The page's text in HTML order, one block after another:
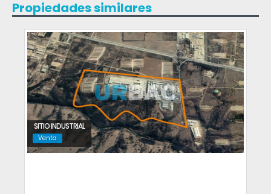
Propiedades similares
SITIO INDUSTRIAL
Venta